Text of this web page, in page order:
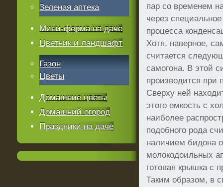
пар со временем
через
процесса
Хотя, наверное,
считается
самогона. В этой
производится
Сверху ней
этого емкость с
наиболее
подобного рода
наличием бидона
молокодоильных
готовая крышка с
Таким образом, в
Зеленая аптека
Мини-ферма на даче
Цветник и ландшафт
Газон
Цветы
Домашние цветы
Домашний огород
Праздники на даче